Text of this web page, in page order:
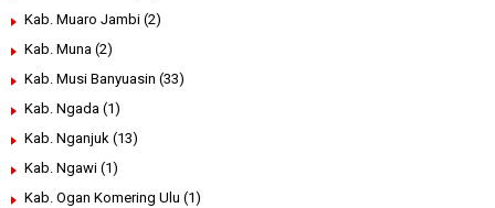
Kab. Muaro Jambi (2)
Kab. Muna (2)
Kab. Musi Banyuasin (33)
Kab. Ngada (1)
Kab. Nganjuk (13)
Kab. Ngawi (1)
Kab. Ogan Komering Ulu (1)